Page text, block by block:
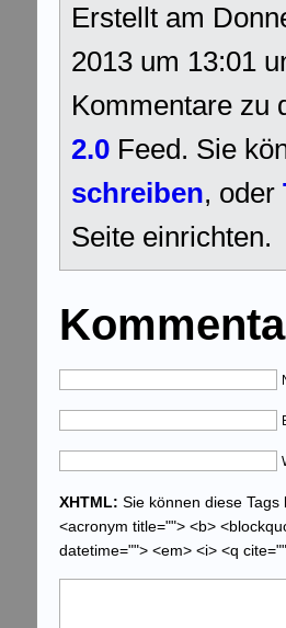
Erstellt am
2013 um 13:01
Kommentare zu
2.0 Feed. Sie
schreiben, oder
Seite einrichten.
XHTML: Sie können diese
<acronym title=""> <b>
datetime=""> <em> <i> <q